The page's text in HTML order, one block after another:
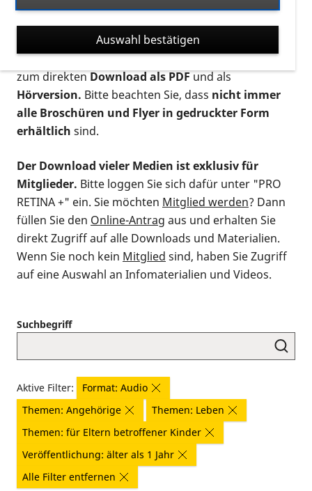
nach Flyern und Broschüren, Audios oder Videos zu
suchen. Die meisten Flyer und Broschüren werden in
verschiedenen Formaten angeboten: zur
postalischen Bestellung als gedruckte Variante
zum direktenDownload als PDFund als
Hörversion. Bitte beachten Sie, dass nicht immer
alle Broschüren und Flyer in gedruckter Form
erhältlich sind.
Der Download vieler Medien ist exklusiv für
Mitglieder. Bitte loggen Sie sich dafür unter "PRO
RETINA +" ein. Sie möchten Mitglied werden? Dann
füllen Sie den Online-Antrag aus und erhalten Sie
direkt Zugriff auf alle Downloads und Materialien.
Wenn Sie noch kein Mitglied sind, haben Sie Zugriff
auf eine Auswahl an Infomaterialien und Videos.
Suchbegriff
Aktive Filter:
Format: Audio
Themen: Angehörige
Themen: Leben
Themen: für Eltern betroffener Kinder
Veröffentlichung: älter als 1 Jahr
Alle Filter entfernen
Auswahl bestätigen